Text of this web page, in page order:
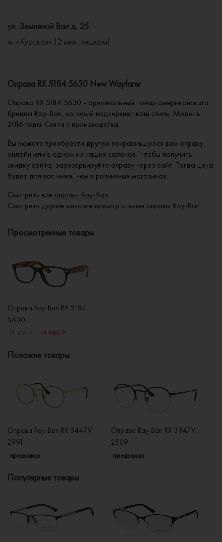
ул. Земляной Вал д. 25
м. «Курская» (2 мин. пешком)
Оправа RX 5184 5630 New Wayfarer
Оправа RX 5184 5630 - оригинальный товар американского
бренда Ray-Ban, который подчеркнет ваш стиль. Модель
2016 года. Снята с производства.
Вы можете приобрести другую понравившуюся вам оправу
онлайн или в одном из наших салонов. Чтобы получить
скидку сайта, зарезервируйте оправу через сайт. Тогда цена
будет для вас ниже, чем в розничных магазинах.
Смотреть все оправы Ray-Ban
Смотреть другие женские прямоугольные оправы Ray-Ban
Просмотренные товары
Оправа Ray-Ban RX 5184
5630
14 980 ₽
Похожие товары:
Оправа Ray-Ban RX 3447V
2991
предзаказ
Оправа Ray-Ban RX 3947V
2509
предзаказ
Популярные товары